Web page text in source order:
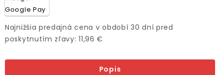
Najnižšia predajná cena v období 30 dní pred
poskytnutím zľavy: 11,96 €
Popis